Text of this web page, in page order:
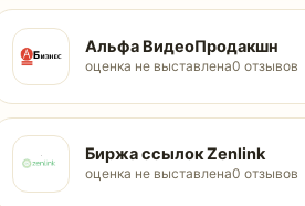
Альфа ВидеоПродакшн
оценка не выставлена0 отзывов
Биржа ссылок Zenlink
оценка не выставлена0 отзывов